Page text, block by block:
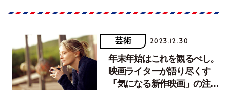
芸術 2023.12.30
年末年始はこれを観るべし。
映画ライターが語り尽くす
「気になる新作映画」の注目